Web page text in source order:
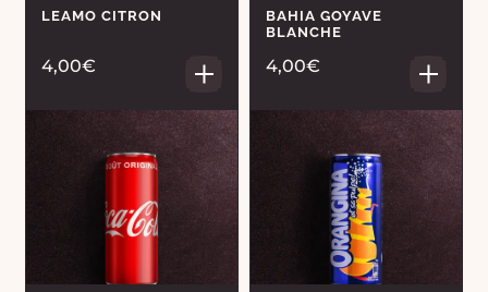
LEAMO CITRON
4,00€
BAHIA GOYAVE
BLANCHE
4,00€